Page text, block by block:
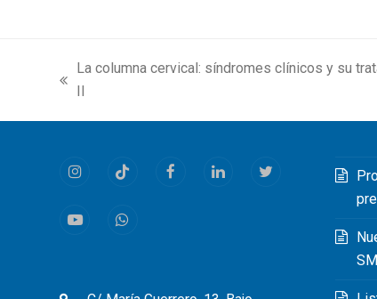
previous
La columna cervical: síndromes clínicos y su
II
InstagramTiktok FacebookLinkedInTwitter
YoutubeWhatsapp